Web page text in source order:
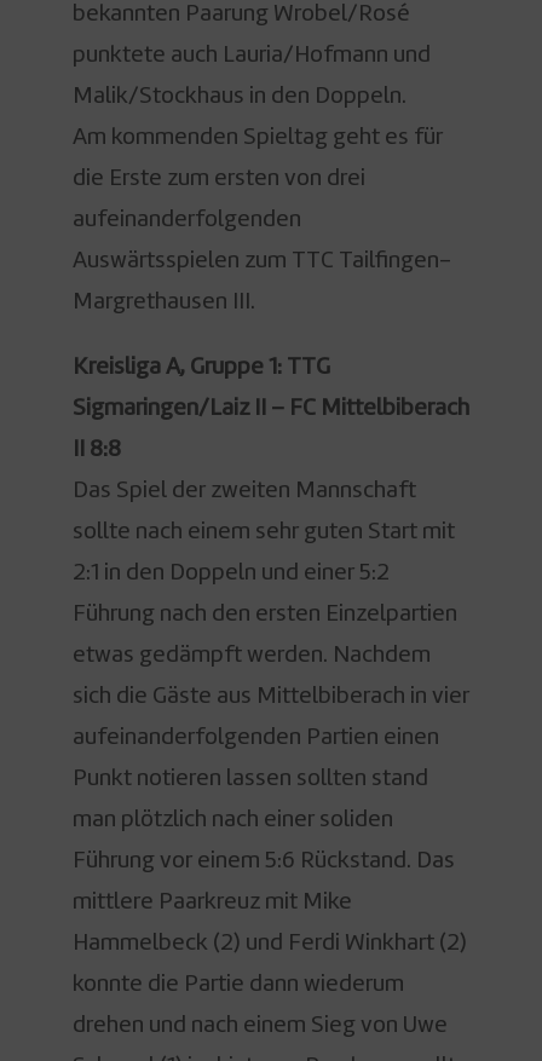
bekannten Paarung Wrobel/Rosé
punktete auch Lauria/Hofmann und
Malik/Stockhaus in den Doppeln.
Am kommenden Spieltag geht es für
die Erste zum ersten von drei
aufeinanderfolgenden
Auswärtsspielen zum TTC Tailfingen-
Margrethausen III.
Kreisliga A, Gruppe 1: TTG
Sigmaringen/Laiz II – FC Mittelbiberach
II 8:8
Das Spiel der zweiten Mannschaft
sollte nach einem sehr guten Start mit
2:1 in den Doppeln und einer 5:2
Führung nach den ersten Einzelpartien
etwas gedämpft werden. Nachdem
sich die Gäste aus Mittelbiberach in vier
aufeinanderfolgenden Partien einen
Punkt notieren lassen sollten stand
man plötzlich nach einer soliden
Führung vor einem 5:6 Rückstand. Das
mittlere Paarkreuz mit Mike
Hammelbeck (2) und Ferdi Winkhart (2)
konnte die Partie dann wiederum
drehen und nach einem Sieg von Uwe